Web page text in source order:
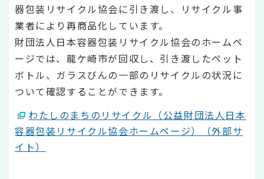
器包装リサイクル協会に引き渡し、リサイクル事
業者により再商品化しています。
財団法人日本容器包装リサイクル協会のホームペ
ージでは、龍ケ崎市が回収し、引き渡したペット
ボトル、ガラスびんの一部のリサイクルの状況に
ついて確認することができます。
わたしのまちのリサイクル（公益財団法人日本
容器包装リサイクル協会ホームページ）（外部サ
イト）